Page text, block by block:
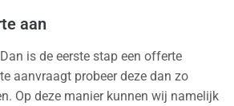
aan
is de eerste stap een offerte
aanvraagt probeer deze dan zo
Op deze manier kunnen wij namelijk